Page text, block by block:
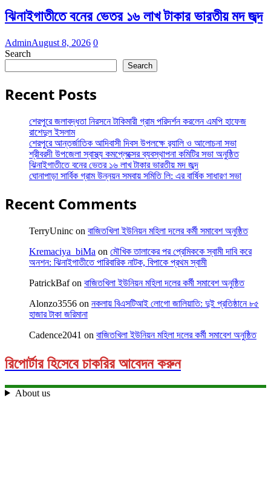
ঝিনাইগাতীতে বনের ভেতর ১৬ লাখ টাকার ভারতীয় মদ জব্দ
AdminAugust 8, 2026 0
Search
Search
Recent Posts
শেরপুরে জলাবদ্ধতা নিরসনে টাকিমারী গ্রাম পরিদর্শন করলেন এমপি হাফেজ
রাশেদুল ইসলাম
শেরপুরে আন্তর্জাতিক আদিবাসী দিবস উপলক্ষে র‌্যালি ও আলোচনা সভা
শ্রীবরদী উপজেলা স্বাস্থ্য কমপ্লেক্সের ব্যবস্থাপনা কমিটির সভা অনুষ্ঠিত
ঝিনাইগাতীতে বনের ভেতর ১৬ লাখ টাকার ভারতীয় মদ জব্দ
ঘোনাপাড়া সার্বিক গ্রাম উন্নয়ন সমবায় সমিতি লি: এর বার্ষিক সাধারণ সভা
Recent Comments
TerryUninc on বাজিতখিলা ইউনিয়ন মহিলা দলের কর্মী সমাবেশ অনুষ্ঠিত
Kremaciya_biMa on মৌখিক তালাকের পর প্রেমিককে স্বামী দাবি করে
অনশন: ঝিনাইগাতীতে পারিবারিক নাটক, বিপাকে প্রথম স্বামী
PatrickBafon বাজিতখিলা ইউনিয়ন মহিলা দলের কর্মী সমাবেশ অনুষ্ঠিত
Alonzo3556 on নকলায় বিএসটিআই লোগো জালিয়াতি: দুই প্রতিষ্ঠানে ৮৫
হাজার টাকা জরিমানা
Cadence2041 on বাজিতখিলা ইউনিয়ন মহিলা দলের কর্মী সমাবেশ অনুষ্ঠিত
রিপোর্টার হিসেবে চাকরির আবেদন করুন
About us